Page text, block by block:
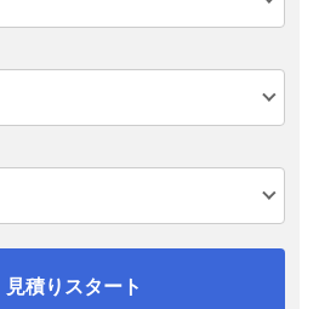
見積りスタート